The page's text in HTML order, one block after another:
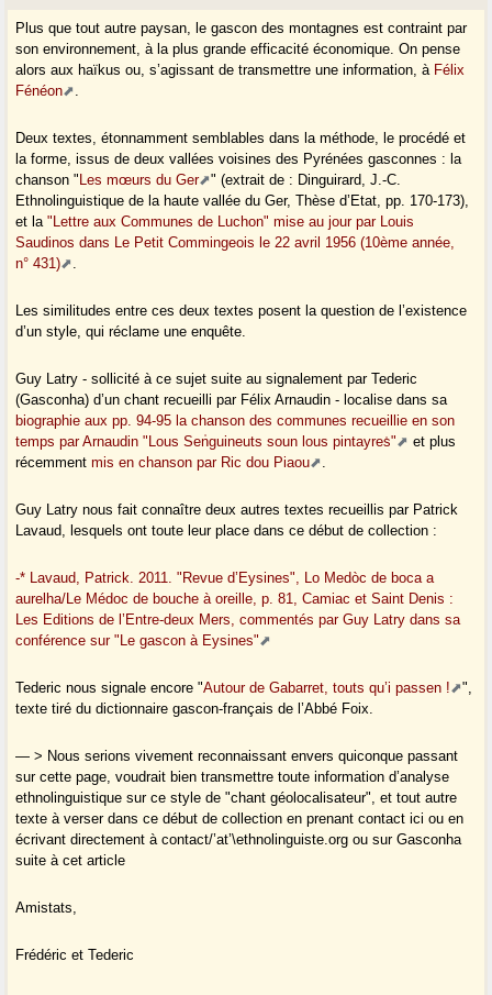
Plus que tout autre paysan, le gascon des montagnes est contraint par
son environnement, à la plus grande efficacité économique. On pense
alors aux haïkus ou, s’agissant de transmettre une information, à Félix
Fénéon
.
Deux textes, étonnamment semblables dans la méthode, le procédé et
la forme, issus de deux vallées voisines des Pyrénées gasconnes : la
chanson " Les mœurs du Ger
" (extrait de : Dinguirard, J.-C.
Ethnolinguistique de la haute vallée du Ger, Thèse d’Etat, pp. 170-173),
et la"Lettre aux Communes de Luchon" mise au jour par Louis
Saudinos dans Le Petit Commingeois le 22 avril 1956 (10ème année,
n° 431)
.
Les similitudes entre ces deux textes posent la question de l’existence
d’un style, qui réclame une enquête.
Guy Latry - sollicité à ce sujet suite au signalement par Tederic
(Gasconha) d’un chant recueilli par Félix Arnaudin - localise dans sa
biographie aux pp. 94-95 la chanson des communes recueillie en son
temps par Arnaudin "Lous Sen̍guineuts soun lous pintayres̍"
et plus
récemmentmis en chanson par Ric dou Piaou .
Guy Latry nous fait connaître deux autres textes recueillis par Patrick
Lavaud, lesquels ont toute leur place dans ce début de collection :
-* Lavaud, Patrick. 2011. "Revue d’Eysines", Lo Medòc de boca a
aurelha/Le Médoc de bouche à oreille, p. 81, Camiac et Saint Denis :
Les Editions de l’Entre-deux Mers, commentés par Guy Latry dans sa
conférence sur "Le gascon à Eysines"
Tederic nous signale encore "Autour de Gabarret, touts qu’i passen !
",
texte tiré du dictionnaire gascon-français de l’Abbé Foix.
— > Nous serions vivement reconnaissant envers quiconque passant
sur cette page, voudrait bien transmettre toute information d’analyse
ethnolinguistique sur ce style de "chant géolocalisateur", et tout autre
texte à verser dans ce début de collection en prenant contact ici ou en
écrivant directement à contact/’at’\ethnolinguiste.org ou sur Gasconha
suite à cet article
Amistats,
Frédéric et Tederic